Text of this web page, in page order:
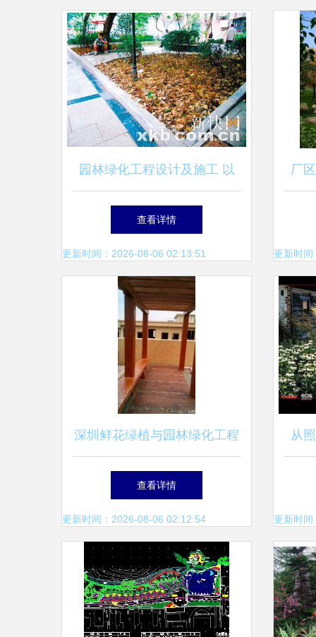
园林绿化工程设计及施工 以
匠心堆叠纸上线条与大地诗意
查看详情
更新时间：2026-08-06 02:13:51
厂
更新时
深圳鲜花绿植与园林绿化工程
设计施工一体化服务
查看详情
更新时间：2026-08-06 02:12:54
从
照
更新时间